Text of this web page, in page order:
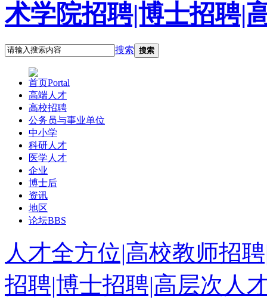
搜索 搜索
首页Portal
高端人才
高校招聘
公务员与事业单位
中小学
科研人才
医学人才
企业
博士后
资讯
地区
论坛BBS
人才全方位|高校教师招
招聘|博士招聘|高层次人